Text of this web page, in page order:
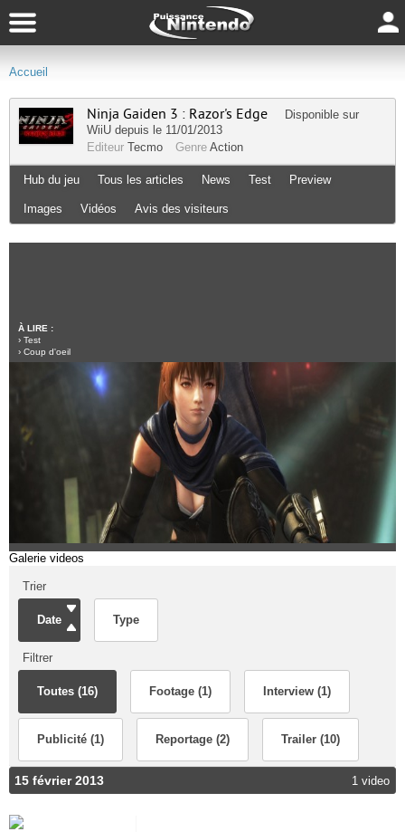
Accueil
Ninja Gaiden 3 : Razor's Edge
Disponible sur
WiiU depuis le 11/01/2013
Editeur Tecmo Genre Action
Hub du jeu Tous les articles News Test Preview
Images Vidéos Avis des visiteurs
À LIRE :
› Test
› Coup d'oeil
Galerie videos
Trier
Date Type
Filtrer
Toutes (16) Footage (1) Interview (1)
Publicité (1) Reportage (2) Trailer (10)
15 février 2013 1 video